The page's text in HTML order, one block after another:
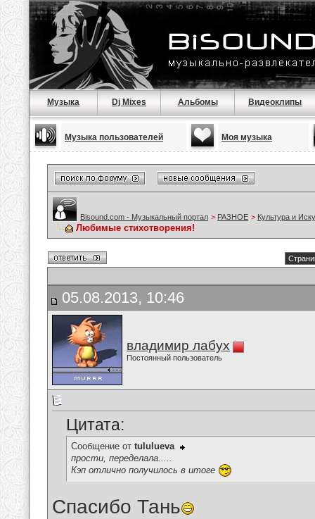
Музыка Dj Mixes Альбомы Видеоклипы
Музыка пользователей Моя музыка
Bisound.com - Музыкальный портал > РАЗНОЕ > Культура и
Любимые стихотворения!
05.08.2013, 10:46
владимир лабух
Постоянный пользователь
Цитата:
Сообщение от tululueva
прости, переделала.....
Кэп отлично получилось в итоге
Спасибо Тань